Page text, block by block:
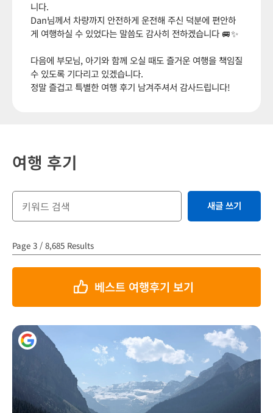
니다.
Dan님께서 차량까지 안전하게 운전해 주신 덕분에 편안하
게 여행하실 수 있었다는 말씀도 감사히 전하겠습니다 🚐✨
다음에 부모님, 아기와 함께 오실 때도 즐거운 여행을 책임질
수 있도록 기다리고 있겠습니다.
정말 즐겁고 특별한 여행 후기 남겨주셔서 감사드립니다!
여행 후기
새글 쓰기
Page 3 / 8,685 Results
베스트 여행후기 보기